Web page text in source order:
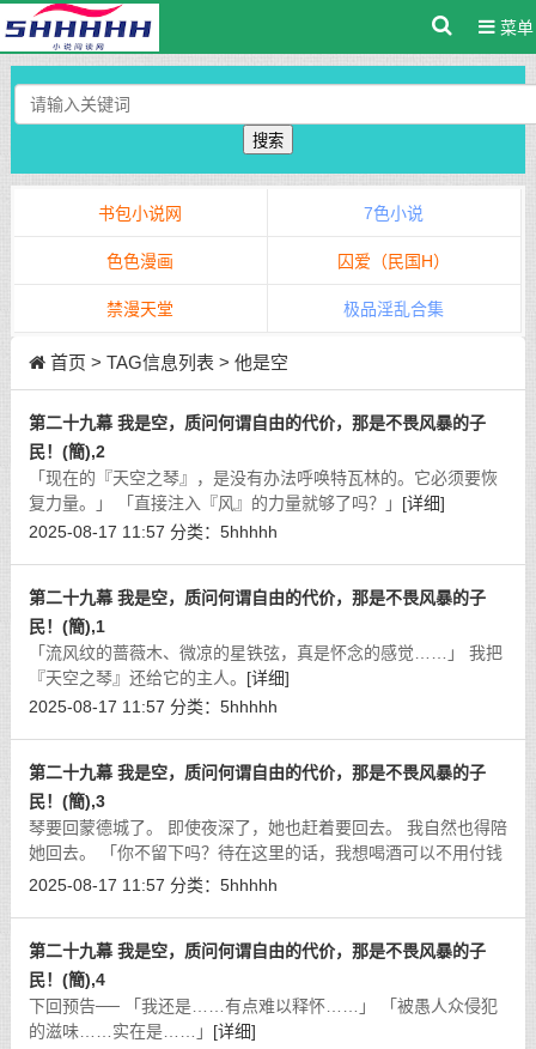
菜单
搜索
书包小说网 7色小说
色色漫画 囚爱（民国H）
禁漫天堂 极品淫乱合集
首页 > TAG信息列表 > 他是空
第二十九幕 我是空，质问何谓自由的代价，那是不畏风暴的子
民！(簡),2
「现在的『天空之琴』，是没有办法呼唤特瓦林的。它必须要恢
复力量。」 「直接注入『风』的力量就够了吗？」 [详细]
2025-08-17 11:57 分类： 5hhhhh
第二十九幕 我是空，质问何谓自由的代价，那是不畏风暴的子
民！(簡),1
「流风纹的蔷薇木、微凉的星铁弦，真是怀念的感觉……」 我把
『天空之琴』还给它的主人。 [详细]
2025-08-17 11:57 分类： 5hhhhh
第二十九幕 我是空，质问何谓自由的代价，那是不畏风暴的子
民！(簡),3
琴要回蒙德城了。 即使夜深了，她也赶着要回去。 我自然也得陪
她回去。 「你不留下吗？待在这里的话，我想喝酒可以不用付钱
哦！」[详细]
2025-08-17 11:57 分类： 5hhhhh
第二十九幕 我是空，质问何谓自由的代价，那是不畏风暴的子
民！(簡),4
下回预告── 「我还是……有点难以释怀……」 「被愚人众侵犯
的滋味……实在是……」 [详细]